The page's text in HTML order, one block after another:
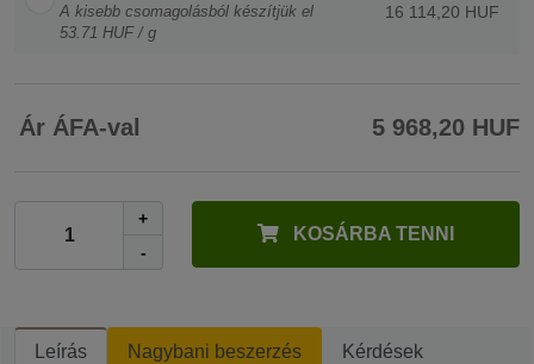
A kisebb csomagolásból készítjük el
53.71 HUF / g
16 114,20 HUF
Ár ÁFA-val 5 968,20 HUF
+
-
KOSÁRBA TENNI
Leírás Nagybani beszerzés Kérdések